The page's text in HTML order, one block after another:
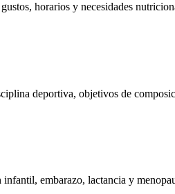
horarios y necesidades
deportiva, objetivos de
embarazo, lactancia y